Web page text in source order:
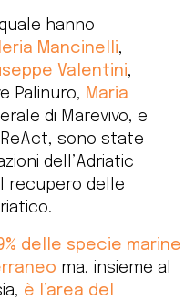
hanno
Mancinelli,
Valentini,
Palinuro, Maria
di Marevivo, e
sono state
dell’Adriatic
recupero delle
delle specie marine
ma, insieme al
è l’area del